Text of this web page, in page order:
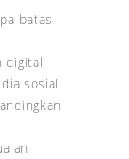
batas
digital
sosial.